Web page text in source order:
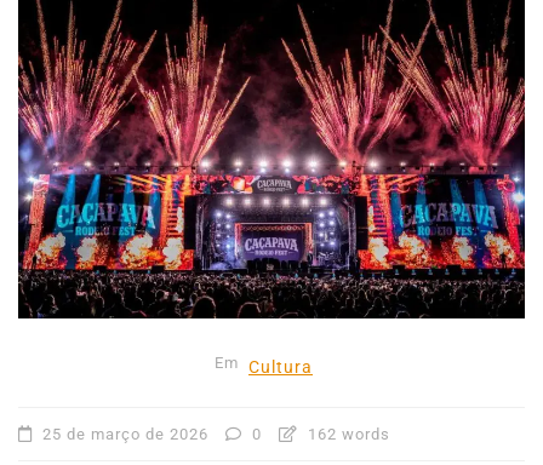
Em Cultura
25 de março de 2026 0 162 words